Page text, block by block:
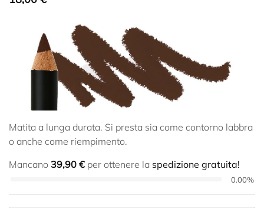
Matita a lunga durata. Si presta sia come contorno labbra
o anche come riempimento.
Mancano 39,90 € per ottenere la spedizione gratuita!
0.00%